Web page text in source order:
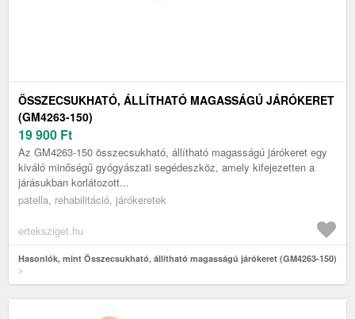
ÖSSZECSUKHATÓ, ÁLLÍTHATÓ MAGASSÁGÚ JÁRÓKERET
(GM4263-150)
19 900 Ft
Az GM4263-150 összecsukható, állítható magasságú járókeret egy
kiváló minőségű gyógyászati segédeszköz, amely kifejezetten a
járásukban korlátozott...
patella, rehabilitáció, járókeretek
erteksziget.hu
Hasonlók, mint Összecsukható, állítható magasságú járókeret (GM4263-150)